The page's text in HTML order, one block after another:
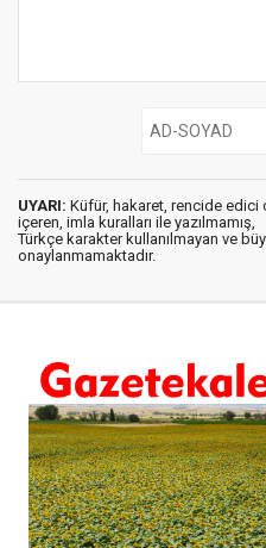
UYARI: Küfür, hakaret, rencide edici
içeren, imla kuralları ile yazılmamış,
Türkçe karakter kullanılmayan ve
onaylanmamaktadır.